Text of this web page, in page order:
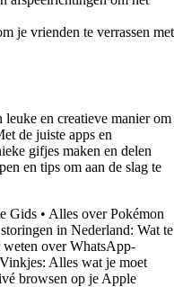
je vrienden te verrassen met
en creatieve manier om
de juiste apps en
gifjes maken en delen
en tips om aan de slag te
Gids • Alles over Pokémon
in Nederland: Wat te
over WhatsApp-
Alles wat je moet
browsen op je Apple